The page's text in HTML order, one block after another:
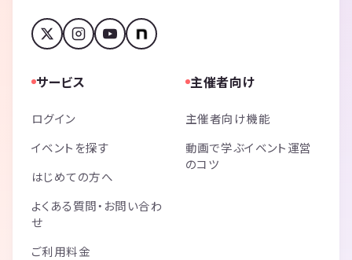
サービス
ログイン
イベントを探す
はじめての方へ
よくある質問・お問い合わ
せ
ご利用料金
主催者向け
主催者向け機能
動画で学ぶイベント運営
のコツ